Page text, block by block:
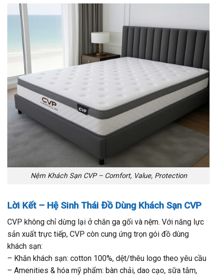
Nệm Khách Sạn CVP – Comfort, Value, Protection
Lời Kết – Hệ Sinh Thái Đồ Dùng Khách Sạn CVP
CVP không chỉ dừng lại ở chăn ga gối và nệm. Với năng lực
sản xuất trực tiếp, CVP còn cung ứng trọn gói đồ dùng
khách sạn:
– Khăn khách sạn: cotton 100%, dệt/thêu logo theo yêu cầu
– Amenities & hóa mỹ phẩm: bàn chải, dao cạo, sữa tắm,